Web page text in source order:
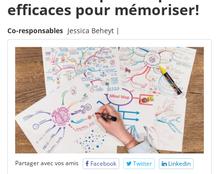
efficaces pour mémoriser!
Co-responsables Jessica Beheyt |
Partager avec vos amis Facebook Twitter Linkedin